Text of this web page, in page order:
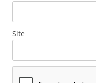
Site